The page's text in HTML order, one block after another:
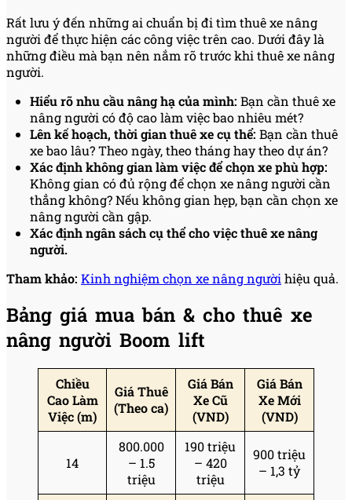
Rất lưu ý đến những ai chuẩn bị đi tìm thuê xe nâng
người để thực hiện các công việc trên cao. Dưới đây là
những điều mà bạn nên nắm rõ trước khi thuê xe nâng
người.
Hiểu rõ nhu cầu nâng hạ của mình: Bạn cần thuê xe
nâng người có độ cao làm việc bao nhiêu mét?
Lên kế hoạch, thời gian thuê xe cụ thể: Bạn cần thuê
xe bao lâu? Theo ngày, theo tháng hay theo dự án?
Xác định không gian làm việc để chọn xe phù hợp:
Không gian có đủ rộng để chọn xe nâng người cần
thẳng không? Nếu không gian hẹp, bạn cần chọn xe
nâng người cần gập.
Xác định ngân sách cụ thể cho việc thuê xe nâng
người.
Tham khảo: Kinh nghiệm chọn xe nâng ngườihiệu quả.
Bảng giá mua bán & cho thuê xe
nâng người Boom lift
Chiều
Cao Làm
Việc (m)
Giá Thuê
(Theo ca)
Giá Bán
Xe Cũ
(VND)
Giá Bán
Xe Mới
(VND)
14
800.000
– 1.5
triệu
190 triệu
– 420
triệu
900 triệu
– 1,3 tỷ